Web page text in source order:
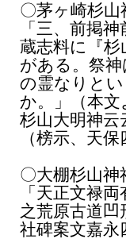
〇茅ヶ崎杉山
「三、前掲
蔵志料に『
がある。祭
の霊なりと
か。」（本
杉山大明神云
（榜示、天保
〇大棚杉山神
「天正文禄
之荒原古道
社碑案文嘉永